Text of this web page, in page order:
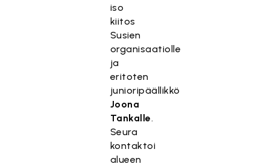
iso
kiitos
Susien
organisaatiolle
ja
eritoten
junioripäällikkö
Joona
Tankalle.
Seura
kontaktoi
alueen